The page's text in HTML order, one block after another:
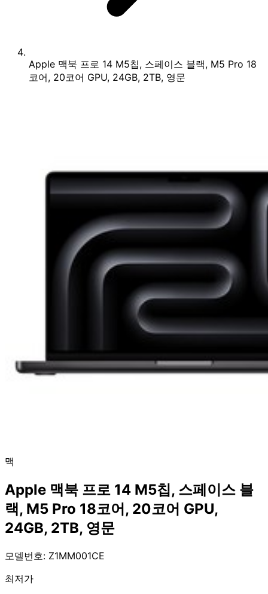
Apple 맥북 프로 14 M5칩, 스페이스 블랙, M5 Pro 18
코어, 20코어 GPU, 24GB, 2TB, 영문
맥
Apple 맥북 프로 14 M5칩, 스페이스 블
랙, M5 Pro 18코어, 20코어 GPU,
24GB, 2TB, 영문
모델번호: Z1MM001CE
최저가